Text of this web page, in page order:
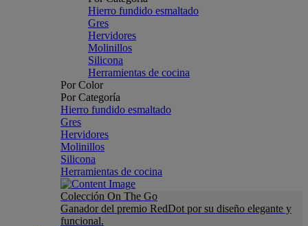
Hierro fundido esmaltado
Gres
Hervidores
Molinillos
Silicona
Herramientas de cocina
Por Color
Por Categoría
Hierro fundido esmaltado
Gres
Hervidores
Molinillos
Silicona
Herramientas de cocina
Colección On The Go
Ganador del premio RedDot por su diseño elegante y
funcional.